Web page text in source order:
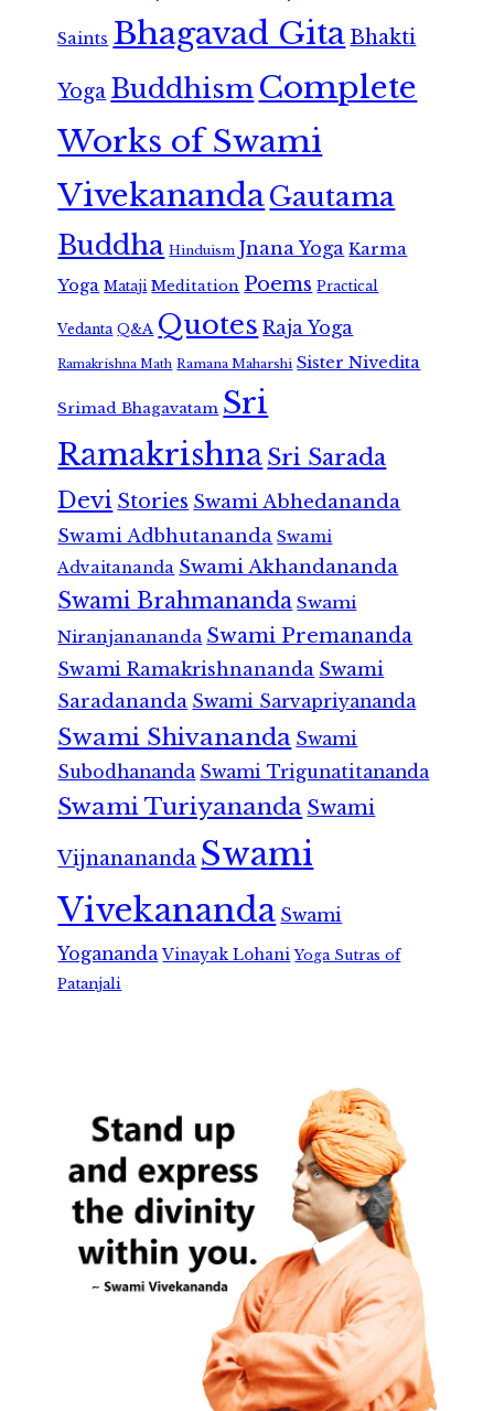
Saints Bhagavad GitaBhakti
Yoga Buddhism Complete
Works of Swami
VivekanandaGautama
Buddha Hinduism Jnana Yoga Karma
Yoga Mataji Meditation Poems Practical
Vedanta Q&A Quotes Raja Yoga
Ramakrishna Math Ramana Maharshi Sister Nivedita
Srimad Bhagavatam Sri
RamakrishnaSri Sarada
Devi Stories Swami Abhedananda
Swami Adbhutananda Swami
Advaitananda Swami Akhandananda
Swami Brahmananda Swami
Niranjanananda Swami Premananda
Swami Ramakrishnananda Swami
Saradananda Swami Sarvapriyananda
Swami Shivananda Swami
Subodhananda Swami Trigunatitananda
Swami Turiyananda Swami
Vijnanananda Swami
Vivekananda Swami
Yogananda Vinayak Lohani Yoga Sutras of
Patanjali